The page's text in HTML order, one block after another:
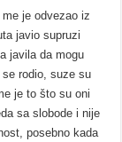
je odvezao iz
javio supruzi
javila da mogu
rodio, suze su
je to što su oni
sa slobode i nije
posebno kada